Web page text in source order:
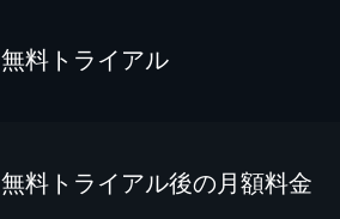
無料トライアル
無料トライアル後の⽉額料金